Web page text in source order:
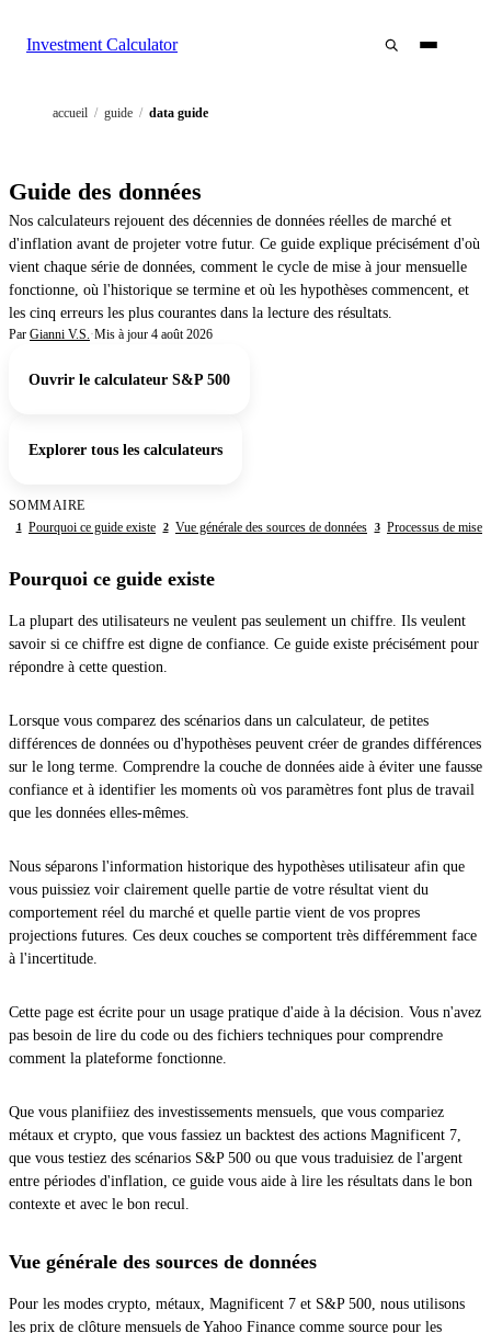
Investment Calculator
accueil / guide / data guide
Guide des données
Nos calculateurs rejouent des décennies de données réelles de marché et
d'inflation avant de projeter votre futur. Ce guide explique précisément d'où
vient chaque série de données, comment le cycle de mise à jour mensuelle
fonctionne, où l'historique se termine et où les hypothèses commencent, et
les cinq erreurs les plus courantes dans la lecture des résultats.
Par Gianni V.S.·Mis à jour 4 août 2026
Ouvrir le calculateur S&P 500
Explorer tous les calculateurs
SOMMAIRE
1 Pourquoi ce guide existe 2 Vue générale des sources de données 3 Processus de mise
Pourquoi ce guide existe
La plupart des utilisateurs ne veulent pas seulement un chiffre. Ils veulent
savoir si ce chiffre est digne de confiance. Ce guide existe précisément pour
répondre à cette question.
Lorsque vous comparez des scénarios dans un calculateur, de petites
différences de données ou d'hypothèses peuvent créer de grandes différences
sur le long terme. Comprendre la couche de données aide à éviter une fausse
confiance et à identifier les moments où vos paramètres font plus de travail
que les données elles-mêmes.
Nous séparons l'information historique des hypothèses utilisateur afin que
vous puissiez voir clairement quelle partie de votre résultat vient du
comportement réel du marché et quelle partie vient de vos propres
projections futures. Ces deux couches se comportent très différemment face
à l'incertitude.
Cette page est écrite pour un usage pratique d'aide à la décision. Vous n'avez
pas besoin de lire du code ou des fichiers techniques pour comprendre
comment la plateforme fonctionne.
Que vous planifiiez des investissements mensuels, que vous compariez
métaux et crypto, que vous fassiez un backtest des actions Magnificent 7,
que vous testiez des scénarios S&P 500 ou que vous traduisiez de l'argent
entre périodes d'inflation, ce guide vous aide à lire les résultats dans le bon
contexte et avec le bon recul.
Vue générale des sources de données
Pour les modes crypto, métaux, Magnificent 7 et S&P 500, nous utilisons
les prix de clôture mensuels de Yahoo Finance comme source pour les